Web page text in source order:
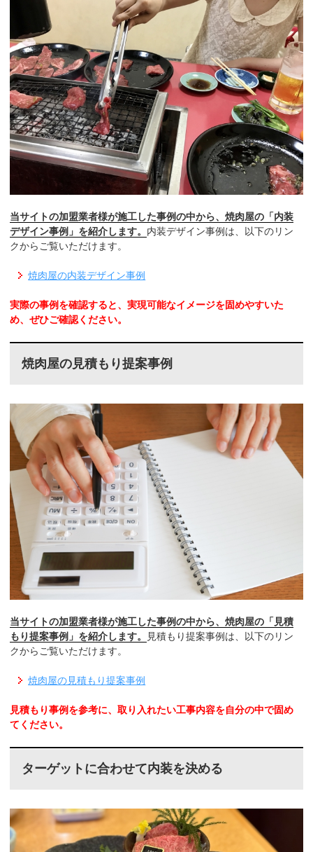
当サイトの加盟業者様が施工した事例の中から、焼肉屋の「内装
デザイン事例」を紹介します。 内装デザイン事例は、以下のリン
クからご覧いただけます。
焼肉屋の内装デザイン事例
実際の事例を確認すると、実現可能なイメージを固めやすいた
め、ぜひご確認ください。
焼肉屋の見積もり提案事例
当サイトの加盟業者様が施工した事例の中から、焼肉屋の「見積
もり提案事例」を紹介します。
見積もり提案事例は、以下のリン
クからご覧いただけます。
焼肉屋の見積もり提案事例
見積もり事例を参考に、取り入れたい工事内容を自分の中で固め
てください。
ターゲットに合わせて内装を決める